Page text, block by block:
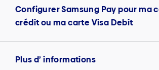
Configurer Samsung Pay pour ma
crédit ou ma carte Visa Debit
Plus d’ informations